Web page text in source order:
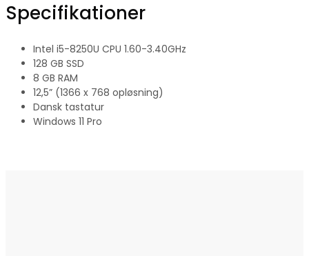
Specifikationer
Intel i5-8250U CPU 1.60-3.40GHz
128 GB SSD
8 GB RAM
12,5” (1366 x 768 opløsning)
Dansk tastatur
Windows 11 Pro